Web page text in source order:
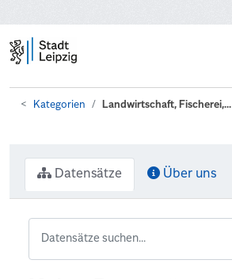
Kategorien Landwirtschaft, Fischerei,...
Datensätze Über uns